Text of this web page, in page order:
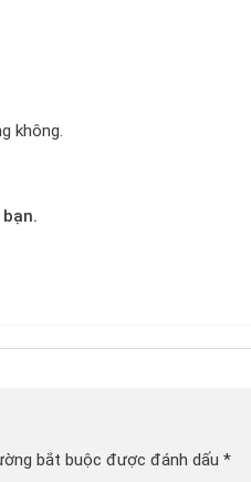
không.
bắt buộc được đánh dấu *